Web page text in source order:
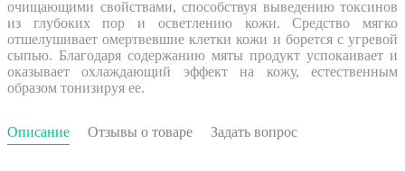
очищающими свойствами, способствуя выведению токсинов
из глубоких пор и осветлению кожи. Средство мягко
отшелушивает омертвевшие клетки кожи и борется с угревой
сыпью. Благодаря содержанию мяты продукт успокаивает и
оказывает охлаждающий эффект на кожу, естественным
образом тонизируя ее.
Описание Отзывы о товаре Задать вопрос